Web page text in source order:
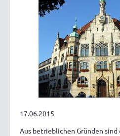
17.06.2015
Aus betrieblichen Gründen